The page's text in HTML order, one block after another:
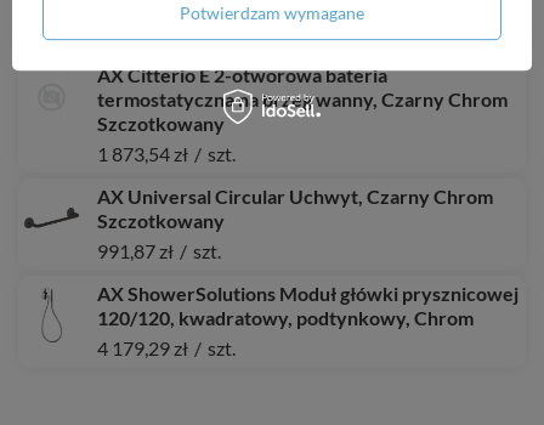
AX Citterio E 2-otworowa bateria
termostatyczna na brzeg wanny, Czarny Chrom
Szczotkowany
1 873,54 zł / szt.
AX Universal Circular Uchwyt, Czarny Chrom
Szczotkowany
991,87 zł / szt.
AX ShowerSolutions Moduł główki prysznicowej
120/120, kwadratowy, podtynkowy, Chrom
4 179,29 zł / szt.
Potwierdzam wymagane